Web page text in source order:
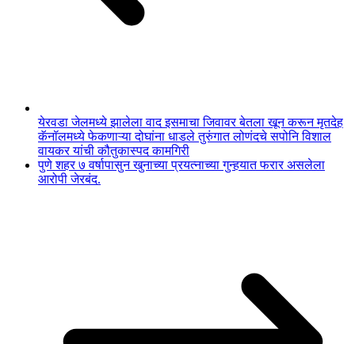
येरवडा जेलमध्ये झालेला वाद इसमाचा जिवावर बेतला खून करून मृतदेह
कॅनॉलमध्ये फेकणाऱ्या दोघांना धाडले तुरुंगात लोणंदचे सपोनि विशाल
वायकर यांची कौतुकास्पद कामगिरी
पुणे शहर ७ वर्षापासुन खुनाच्या प्रयत्नाच्या गुन्हयात फरार असलेला
आरोपी जेरबंद.